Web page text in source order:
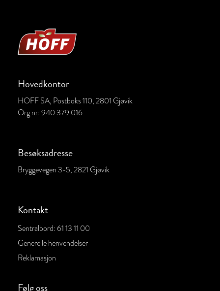
Hovedkontor
HOFF SA, Postboks 110, 2801 Gjøvik
Org nr:940 379 016
Besøksadresse
Bryggevegen 3-5, 2821 Gjøvik
Kontakt
Sentralbord: 61 13 11 00
Generelle henvendelser
Reklamasjon
Følg oss